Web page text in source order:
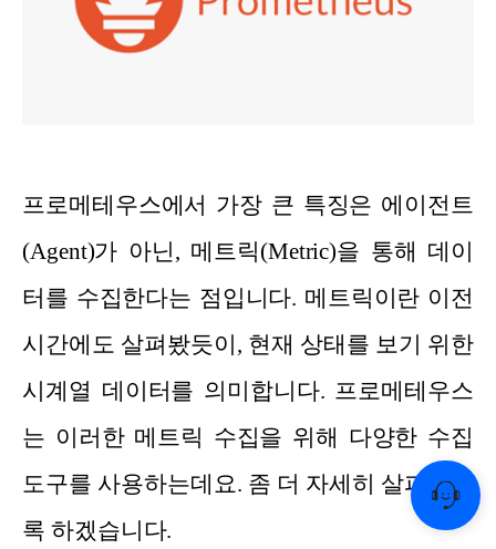
프로메테우스에서 가장 큰 특징은 에이전트
(Agent)가 아닌, 메트릭(Metric)을 통해 데이
터를 수집한다는 점입니다. 메트릭이란 이전
시간에도 살펴봤듯이, 현재 상태를 보기 위한
시계열 데이터를 의미합니다. 프로메테우스
는 이러한 메트릭 수집을 위해 다양한 수집
도구를 사용하는데요. 좀 더 자세히 살펴보도
록 하겠습니다.